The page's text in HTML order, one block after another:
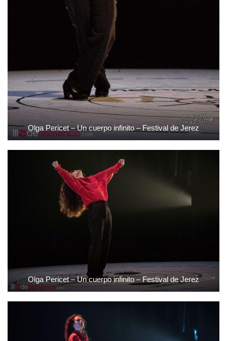
Olga Pericet – Un cuerpo infinito – Festival de Jerez
Olga Pericet – Un cuerpo infinito – Festival de Jerez